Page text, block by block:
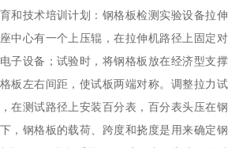
和技术培训计划：钢格板检测实验设备拉伸
中心有一个上压辊，在拉伸机路径上固定对
子设备；试验时，将钢格板放在经济型支撑
板左右间距，使试板两端对称。调整拉力试
在测试路径上安装百分表，百分表头压在钢
，钢格板的载荷、跨度和挠度是用来确定钢